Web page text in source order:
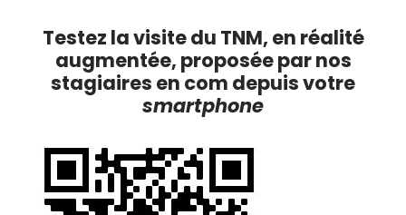
Testez la visite du TNM, en réalité
augmentée, proposée par nos
stagiaires en com depuis votre
smartphone